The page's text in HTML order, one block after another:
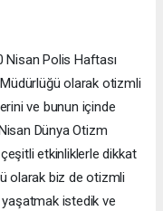
Nisan Polis Haftası
olarak otizmli
ve bunun içinde
Dünya Otizm
çeşitli etkinliklerle dikkat
olarak biz de otizmli
yaşatmak istedik ve